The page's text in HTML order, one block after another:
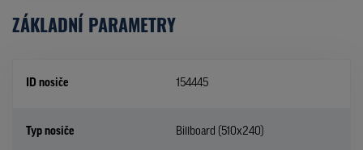
ZÁKLADNÍ PARAMETRY
ID nosiče 154445
Typ nosiče Billboard (510x240)